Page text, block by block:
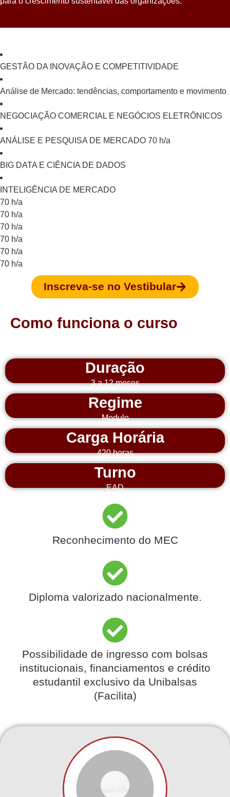
GESTÃO DA INOVAÇÃO E COMPETITIVIDADE
Análise de Mercado: tendências, comportamento e movimento
NEGOCIAÇÃO COMERCIAL E NEGÓCIOS ELETRÔNICOS
ANÁLISE E PESQUISA DE MERCADO 70 h/a
BIG DATA E CIÊNCIA DE DADOS
INTELIGÊNCIA DE MERCADO
70 h/a
70 h/a
70 h/a
70 h/a
70 h/a
70 h/a
Inscreva-se no Vestibular
Como funciona o curso
Duração
3 a 12 meses
Regime
Modulo
Carga Horária
420 horas
Turno
EAD
Reconhecimento do MEC
Diploma valorizado nacionalmente.
Possibilidade de ingresso com bolsas
institucionais, financiamentos e crédito
estudantil exclusivo da Unibalsas
(Facilita)